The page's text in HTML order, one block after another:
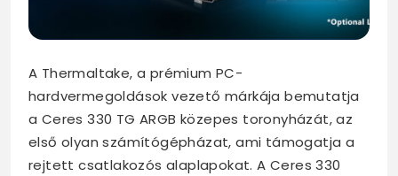
A Thermaltake, a prémium PC-
hardvermegoldások vezető márkája bemutatja
a Ceres 330 TG ARGB közepes toronyházát, az
első olyan számítógépházat, ami támogatja a
rejtett csatlakozós alaplapokat. A Ceres 330